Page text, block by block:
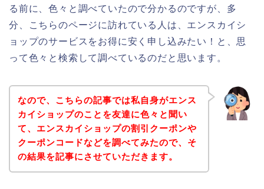
る前に、色々と調べていたので分かるのですが、多
分、こちらのページに訪れている人は、エンスカイシ
ョップのサービスをお得に安く申し込みたい！と、思
って色々と検索して調べているのだと思います。
なので、こちらの記事では私自身がエンス
カイショップのことを友達に色々と聞い
て、エンスカイショップの割引クーポンや
クーポンコードなどを調べてみたので、そ
の結果を記事にさせていただきます。